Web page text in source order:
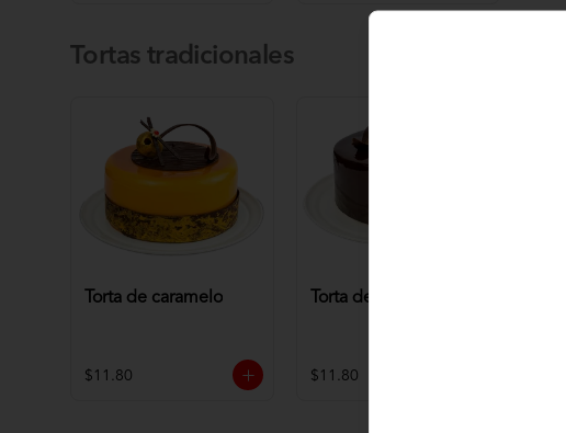
Tortas tradicionales
Torta de caramelo
$11.80
Torta de chocolate
$11.80